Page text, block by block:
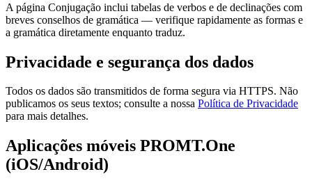
A página Conjugação inclui tabelas de verbos e de declinações com
breves conselhos de gramática — verifique rapidamente as formas e
a gramática diretamente enquanto traduz.
Privacidade e segurança dos dados
Todos os dados são transmitidos de forma segura via HTTPS. Não
publicamos os seus textos; consulte a nossa Política de Privacidade
para mais detalhes.
Aplicações móveis PROMT.One
(iOS/Android)